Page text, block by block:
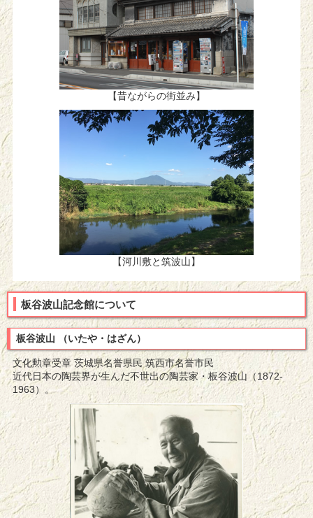
【昔ながらの街並み】
【河川敷と筑波山】
板谷波山記念館について
板谷波山 （いたや・はざん）
文化勲章受章 茨城県名誉県民 筑西市名誉市民
近代日本の陶芸界が生んだ不世出の陶芸家・板谷波山（1872-
1963）。